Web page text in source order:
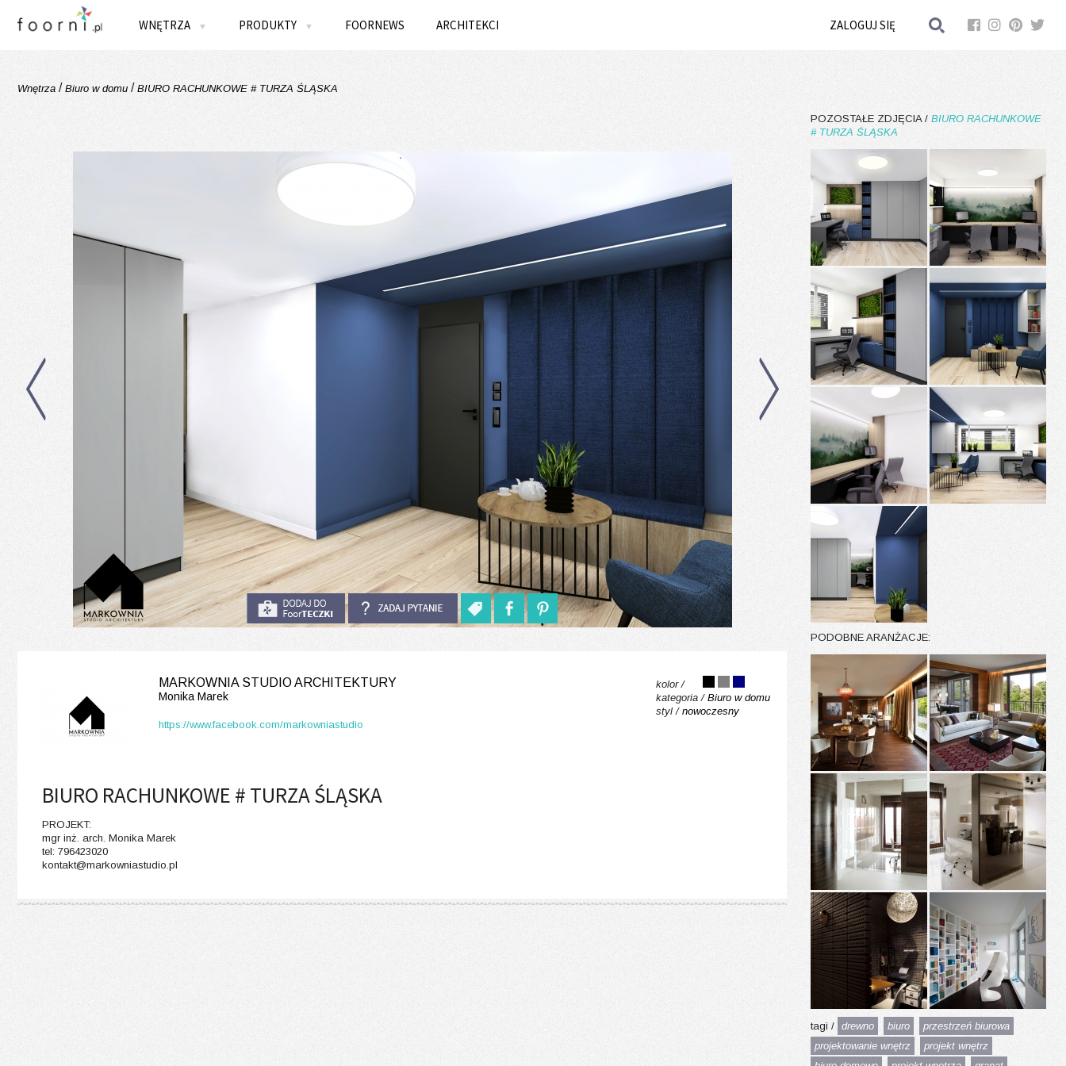
WNĘTRZA ▼ PRODUKTY ▼ FOORNEWS ARCHITEKCI ZALOGUJ SIĘ
Wnętrza / Biuro w domu / BIURO RACHUNKOWE # TURZA ŚLĄSKA
POZOSTAŁE ZDJĘCIA / BIURO RACHUNKOWE
# TURZA ŚLĄSKA
PODOBNE ARANŻACJE:
tagi / drewno biuro
przestrzeń biurowa
projektowanie wnętrz
projekt wnętrz
MARKOWNIA STUDIO ARCHITEKTURY
Monika Marek
https://www.facebook.com/markowniastudio
kolor /
kategoria / Biuro w domu
styl / nowoczesny
BIURO RACHUNKOWE # TURZA ŚLĄSKA
PROJEKT:
mgr inż. arch. Monika Marek
tel: 796423020
kontakt@markowniastudio.pl